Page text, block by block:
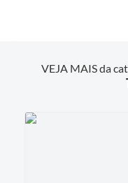
VEJA MAIS da